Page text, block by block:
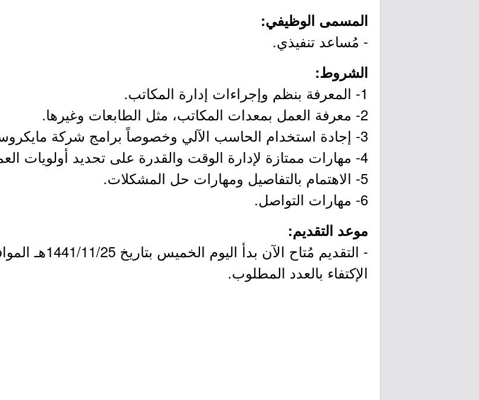
المسمى الوظيفي:
- مُساعد تنفيذي.
الشروط:
1- المعرفة بنظم وإجراءات إدارة المكاتب.
2- معرفة العمل بمعدات المكاتب، مثل الطابعات وغيرها.
3- إجادة استخدام الحاسب الآلي وخصوصاً برامج شركة مايكروسوفت (أوفيس).
4- مهارات ممتازة لإدارة الوقت والقدرة على تحديد أولويات العمل.
5- الاهتمام بالتفاصيل ومهارات حل المشكلات.
6- مهارات التواصل.
موعد التقديم:
الإكتفاء بالعدد المطلوب.